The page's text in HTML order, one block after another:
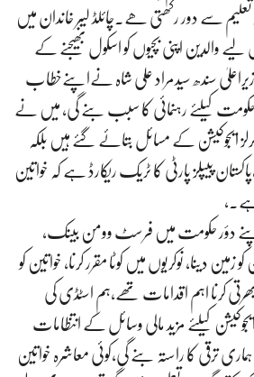
سے دور رکھتی ھے۔چائلڈ لیبر خاندان میں
والدین اپنی بچیوں کو اسکول بھیجنے کے
سندھ سیدمراد علی شاہ نےاپنےخطاب
حکومت کیلئے رہنمائی کا سبب بنے گی، میں نے
ایجوکیشن کے مسائل بتائے گئے ہیں بلکہ
پیپلز پارٹی کا ٹریک ریکارڈ ہے کہ خواتین
ہے۔،
اپنے دؤر حکومت میں فرسٹ وومن بینک،
دینا، نوکریوں میں کوٹا مقرر کرنا، خواتین کو
کرنا اہم اقدامات تھے،ہم اسٹڈی کی
کیلئے مزید مالی وسائل کے انتظامات
ترقی کا راستہ بنے گی،کوئی معاشرہ خواتین